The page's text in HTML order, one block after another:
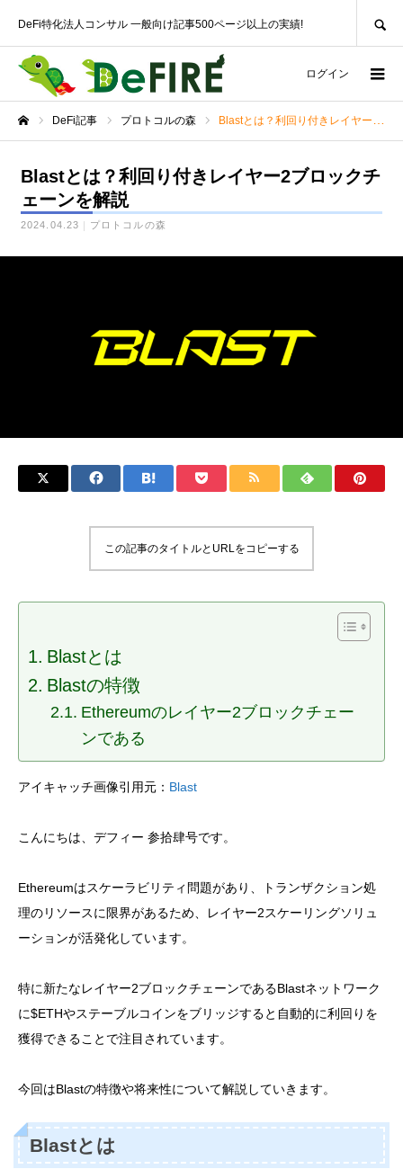
DeFi特化法人コンサル 一般向け記事500ページ以上の実績!
ログイン
DeFi記事 プロトコルの森 Blastとは？利回り付きレイヤー2ブロックチェーンを解説
Blastとは？利回り付きレイヤー2ブロックチ
ェーンを解説
2024.04.23 プロトコルの森
この記事のタイトルとURLをコピーする
Blastとは
Blastの特徴
Ethereumのレイヤー2ブロックチェー
ンである
アイキャッチ画像引用元： Blast
こんにちは、デフィー 参拾肆号です。
Ethereumはスケーラビリティ問題があり、トランザクション処
理のリソースに限界があるため、レイヤー2スケーリングソリュ
ーションが活発化しています。
特に新たなレイヤー2ブロックチェーンであるBlastネットワーク
に$ETHやステーブルコインをブリッジすると自動的に利回りを
獲得できることで注目されています。
今回はBlastの特徴や将来性について解説していきます。
Blastとは